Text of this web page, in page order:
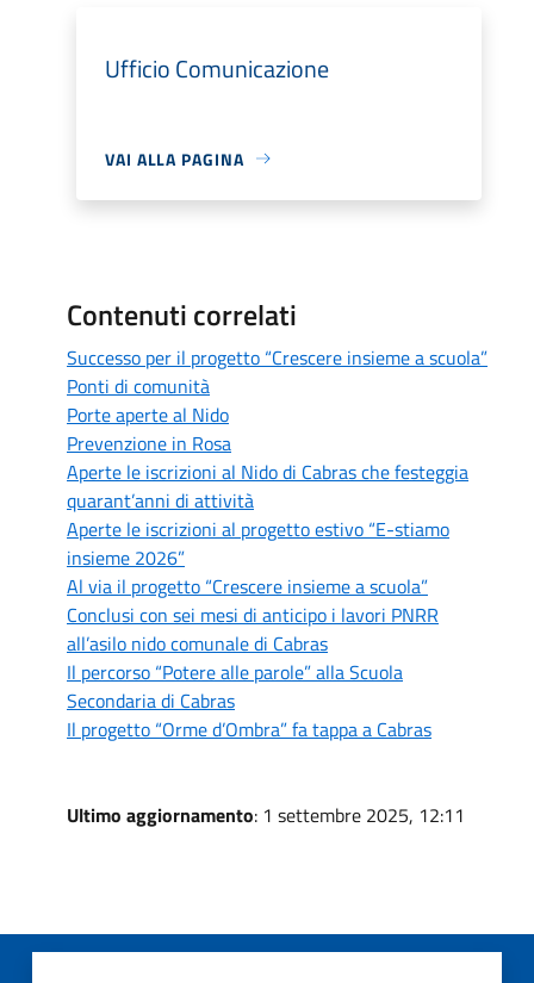
Ufficio Comunicazione
VAI ALLA PAGINA
Contenuti correlati
Successo per il progetto “Crescere insieme a scuola”
Ponti di comunità
Porte aperte al Nido
Prevenzione in Rosa
Aperte le iscrizioni al Nido di Cabras che festeggia
quarant’anni di attività
Aperte le iscrizioni al progetto estivo “E-stiamo
insieme 2026”
Al via il progetto “Crescere insieme a scuola”
Conclusi con sei mesi di anticipo i lavori PNRR
all’asilo nido comunale di Cabras
Il percorso “Potere alle parole” alla Scuola
Secondaria di Cabras
Il progetto “Orme d’Ombra” fa tappa a Cabras
Ultimo aggiornamento: 1 settembre 2025, 12:11